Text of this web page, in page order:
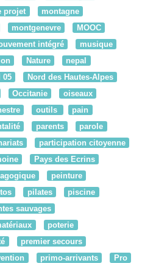
projet
montagne
montgenevre
MOOC
intégré
musique
Nature
nepal
05
Nord des Hautes-Alpes
Occitanie
oiseaux
outils
pain
parents
parole
participation citoyenne
Pays des Ecrins
peinture
pilates
piscine
sauvages
poterie
premier secours
primo-arrivants
Pro